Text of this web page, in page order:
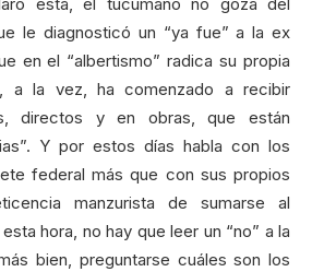
le diagnosticó un “ya fue” a la ex
en el “albertismo” radica su propia
a la vez, ha comenzado a recibir
directos y en obras, que están
Y por estos días habla con los
federal más que con sus propios
manzurista de sumarse al
hora, no hay que leer un “no” a la
bien, preguntarse cuáles son los